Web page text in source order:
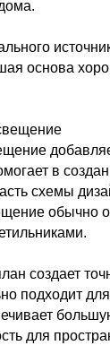
основа
в
схемы
обычно
создает
подходит
для